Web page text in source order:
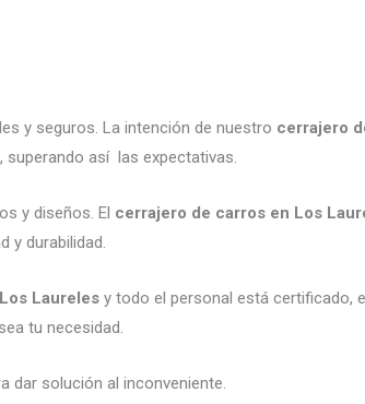
y seguros. La intención de nuestro cerrajero
así las expectativas.
y diseños. El cerrajero de carros en Los
y durabilidad.
Laureles y todo el personal está certificado,
tu necesidad.
dar solución al inconveniente.